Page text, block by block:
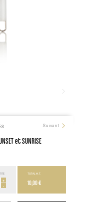
Suivant
et SUNRISE
+
-
TOTAL H.T.
10,00 €